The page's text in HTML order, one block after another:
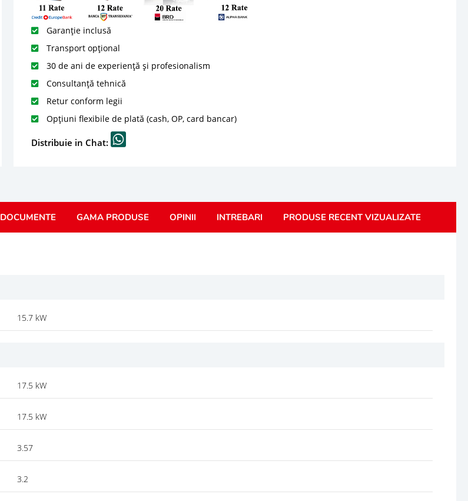
Garanție inclusă
Transport opțional
30 de ani de experiență și profesionalism
Consultanță tehnică
Retur conform legii
Opțiuni flexibile de plată (cash, OP, card bancar)
Distribuie in Chat:
DOCUMENTE GAMA PRODUSE OPINII INTREBARI PRODUSE RECENT VIZUALIZATE
15.7 kW
17.5 kW
17.5 kW
3.57
3.2